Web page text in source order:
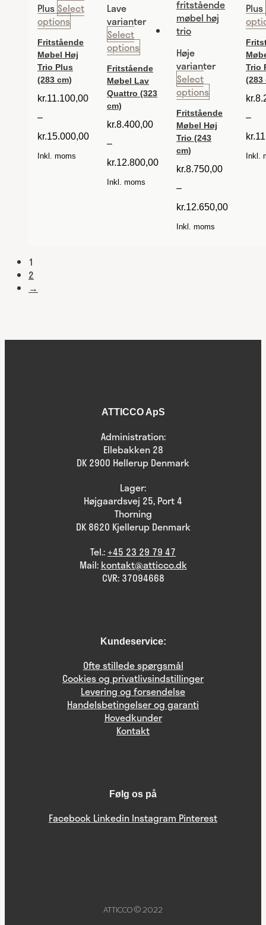
Plus Select
options
Fritstående
Møbel Høj
Trio Plus
(283 cm)
kr.11.100,00
–
kr.15.000,00
Inkl. moms
Lave
varianter
Select
options
Fritstående
Møbel Lav
Quattro (323
cm)
kr.8.400,00
–
kr.12.800,00
Inkl. moms
Høje
varianter
Select
options
Fritstående
Møbel Høj
Trio (243
cm)
kr.8.750,00
–
kr.12.650,00
Inkl. moms
Plus
Trio
(283
kr.
–
kr.
Inkl.
1
2
→
ATTICCO ApS
Administration:
Ellebakken 28
DK 2900 Hellerup Denmark
Lager:
Højgaardsvej 25, Port 4
Thorning
DK 8620 Kjellerup Denmark
Tel.: +45 23 29 79 47
Mail: kontakt@atticco.dk
CVR: 37094668
Kundeservice:
Ofte stillede spørgsmål
Cookies og privatlivsindstillinger
Levering og forsendelse
Handelsbetingelser og garanti
Hovedkunder
Kontakt
Følg os på
Facebook Linkedin Instagram Pinterest
ATTICCO © 2022